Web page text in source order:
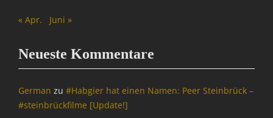
&
Tags
A
-
« Apr. Juni »
Neueste Kommentare
German zu #Habgier hat einen Namen: Peer Steinbrück –
#steinbrückfilme [Update!]